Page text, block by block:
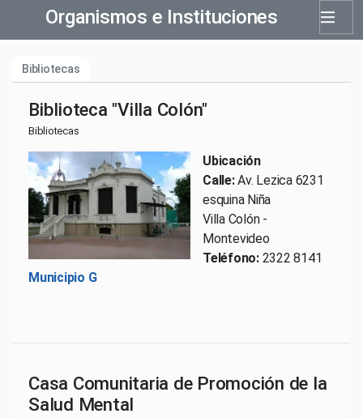
Organismos e Instituciones
Bibliotecas
Biblioteca "Villa Colón"
Bibliotecas
Ubicación
Calle:Av. Lezica 6231
esquina Niña
Villa Colón -
Montevideo
Teléfono:2322 8141
Municipio G
Casa Comunitaria de Promoción de la
Salud Mental